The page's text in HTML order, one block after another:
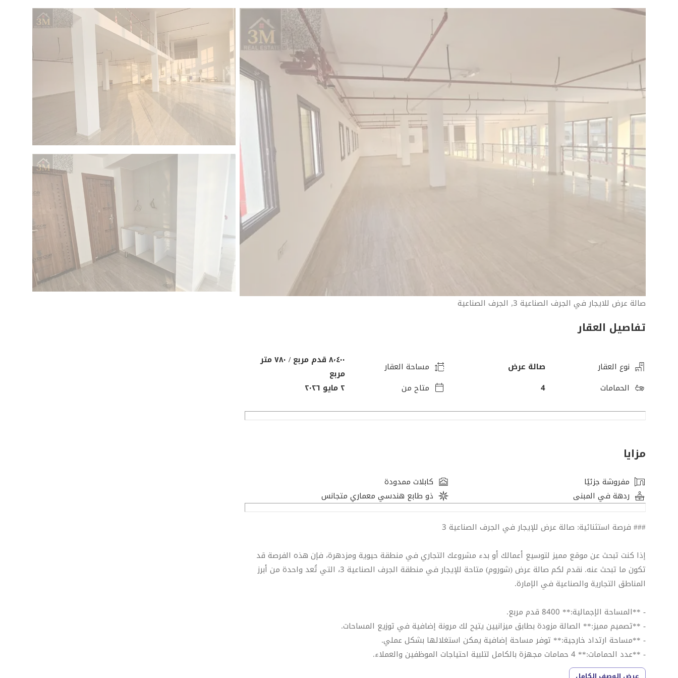
صالة عرض للايجار في الجرف الصناعية 3, الجرف الصناعية
تفاصيل العقار
نوع العقار صالة عرض مساحة العقار
٨٬٤٠٠ قدم مربع / ٧٨٠ متر
مربع
الحمامات
4 متاح من ٢ مايو ٢٠٢٦
مزايا
مفروشة جزئيًا
كابلات ممدودة
ردهة في المبنى
ذو طابع هندسي معماري متجانس
### فرصة استثنائية: صالة عرض للإيجار في الجرف الصناعية 3
إذا كنت تبحث عن موقع مميز لتوسيع أعمالك أو بدء مشروعك التجاري في منطقة حيوية ومزدهرة، فإن هذه الفرصة قد
تكون ما تبحث عنه. نقدم لكم صالة عرض (شوروم) متاحة للإيجار في منطقة الجرف الصناعية 3، التي تُعد واحدة من أبرز
المناطق التجارية والصناعية في الإمارة.
- **المساحة الإجمالية:** 8400 قدم مربع.
- **تصميم مميز:** الصالة مزودة بطابق ميزانيين يتيح لك مرونة إضافية في توزيع المساحات.
- **مساحة ارتداد خارجية:** توفر مساحة إضافية يمكن استغلالها بشكل عملي.
- **عدد الحمامات:** 4 حمامات مجهزة بالكامل لتلبية احتياجات الموظفين والعملاء.
- **الكهرباء:** قدرة كهربائية تصل إلى 60 كيلو واط، مما يجعلها مناسبة لمختلف الأنشطة التجارية.